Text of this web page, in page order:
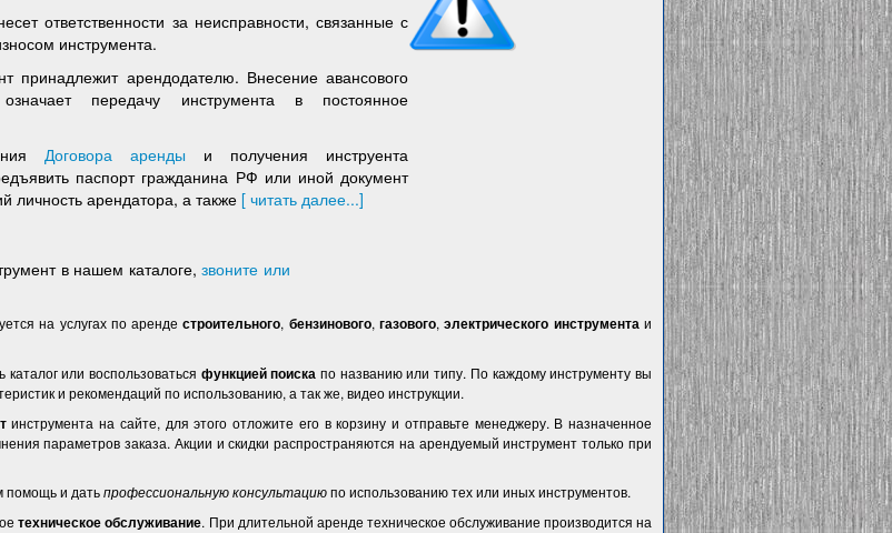
ответственности за неисправности, связанные с
инструмента.
принадлежит арендодателю. Внесение авансового
передачу инструмента в постоянное
Договора аренды и получения инструента
паспорт гражданина РФ или иной документ
личность арендатора, а также[ читать далее...]
в нашем каталоге,звоните или
на услугах по арендестроительного, бензинового,газового,электрического инструмента и
или воспользоваться функцией поиска по названию или типу. По каждому инструменту вы
и рекомендаций по использованию, а так же, видео инструкции.
инструмента на сайте, для этого отложите его в корзину и отправьте менеджеру. В назначенное
параметров заказа. Акции и скидки распространяются на арендуемый инструмент только при
помощь и датьпрофессиональную консультациюпо использованию тех или иных инструментов.
техническое обслуживание. При длительной аренде техническое обслуживание производится на